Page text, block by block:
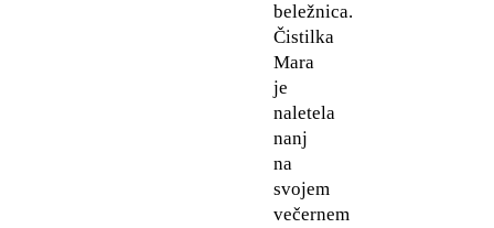
beležnica.
Čistilka
Mara
je
naletela
nanj
na
svojem
večernem